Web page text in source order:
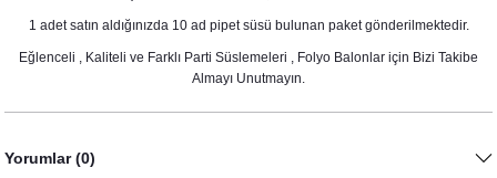
1 adet satın aldığınızda 10 ad pipet süsü bulunan paket gönderilmektedir.
Eğlenceli , Kaliteli ve Farklı Parti Süslemeleri , Folyo Balonlar için Bizi Takibe
Almayı Unutmayın.
Yorumlar (0)